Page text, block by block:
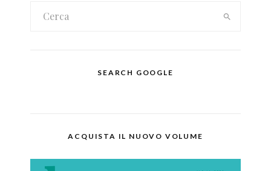
SEARCH GOOGLE
ACQUISTA IL NUOVO VOLUME